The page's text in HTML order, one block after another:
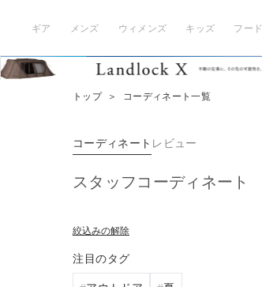
ギア メンズ ウィメンズ キッズ フード
トップ ＞ コーディネート一覧
コーディネート レビュー
スタッフコーディネート
絞込みの解除
注目のタグ